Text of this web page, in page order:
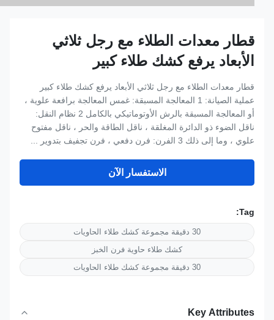
قطار معدات الطلاء مع رجل ثلاثي
الأبعاد يرفع كشك طلاء كبير
قطار معدات الطلاء مع رجل ثلاثي الأبعاد يرفع كشك طلاء كبير
عملية الصيانة: 1 المعالجة المسبقة: غمس المعالجة برافعة علوية ،
أو المعالجة المسبقة بالرش الأوتوماتيكي بالكامل 2 نظام النقل:
ناقل الضوء ذو الدائرة المغلقة ، ناقل الطاقة والحر ، ناقل مفتوح
علوي ، وما إلى ذلك 3 الفرن: فرن دفعي ، فرن تجفيف بتدوير ...
الاستفسار الآن
كشك طلاء حاوية فرن الخبز
Key Attributes